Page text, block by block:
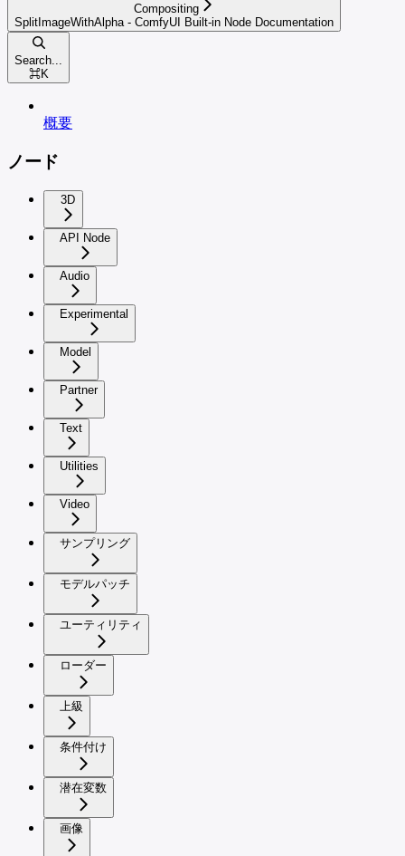
Compositing
SplitImageWithAlpha - ComfyUI Built-in Node Documentation
Search...
⌘K
概要
ノード
3D
API Node
Audio
Experimental
Model
Partner
Text
Utilities
Video
サンプリング
モデルパッチ
ユーティリティ
ローダー
上級
条件付け
潜在変数
画像